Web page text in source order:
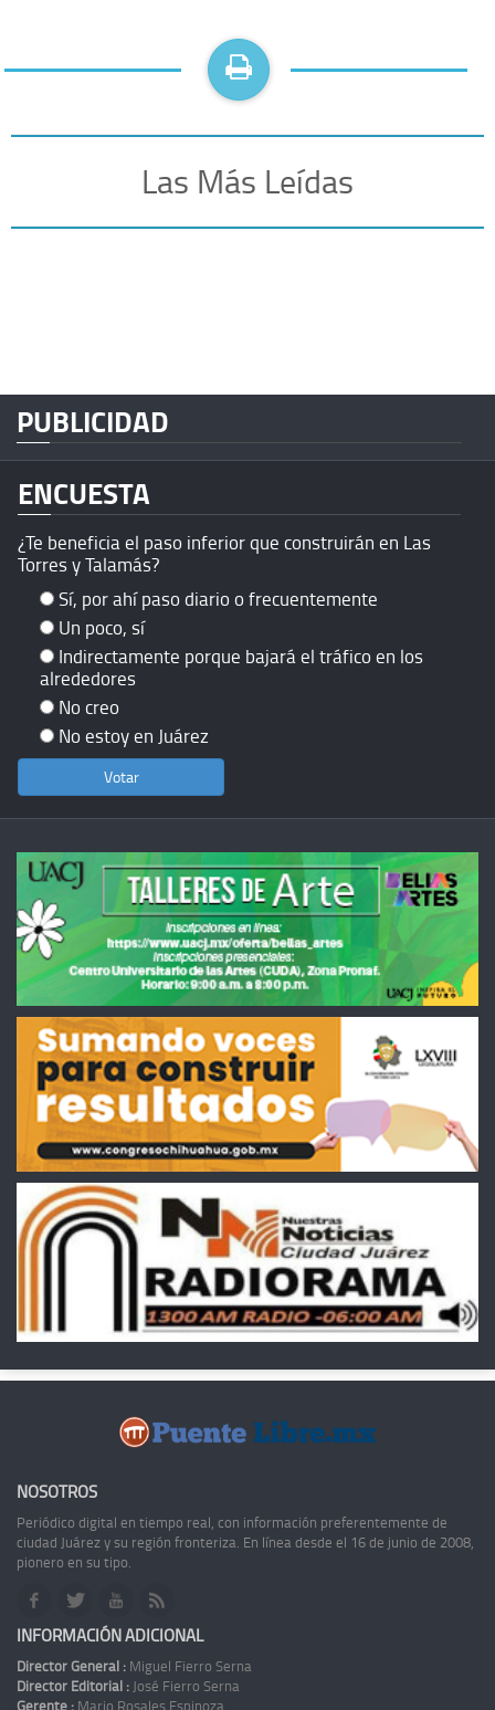
Las Más Leídas
PUBLICIDAD
ENCUESTA
¿Te beneficia el paso inferior que construirán en Las
Torres y Talamás?
Sí, por ahí paso diario o frecuentemente
Un poco, sí
Indirectamente porque bajará el tráfico en los
alrededores
No creo
No estoy en Juárez
NOSOTROS
Periódico digital en tiempo real, con información preferentemente de
ciudad Juárez y su región fronteriza. En línea desde el 16 de junio de 2008,
pionero en su tipo.
INFORMACIÓN ADICIONAL
Director General : Miguel Fierro Serna
Director Editorial : José Fierro Serna
Gerente : Mario Rosales Espinoza